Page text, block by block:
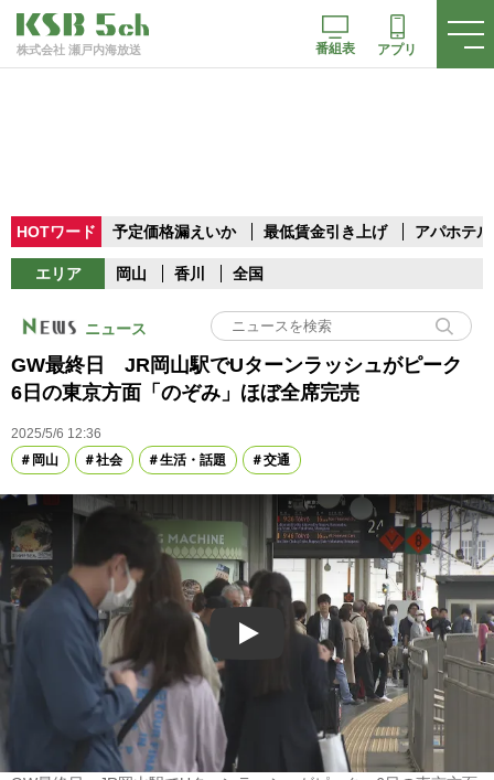
株式会社 瀬戸内海放送 番組表 アプリ
HOTワード 予定価格漏えいか 最低賃金引き上げ アパホテル
エリア 岡山 香川 全国
ニュース
GW最終日 JR岡山駅でUターンラッシュがピーク
6日の東京方面「のぞみ」ほぼ全席完売
2025/5/6 12:36
岡山
社会 生活・話題 交通
Play